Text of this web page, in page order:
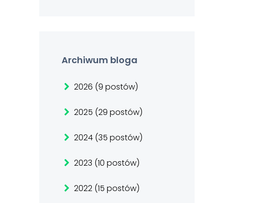
Archiwum bloga
2026 (9 postów)
2025 (29 postów)
2024 (35 postów)
2023 (10 postów)
2022 (15 postów)